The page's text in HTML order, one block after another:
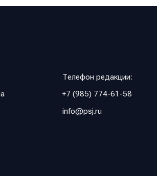
Телефон редакции:
+7 (985) 774-61-58
info@psj.ru